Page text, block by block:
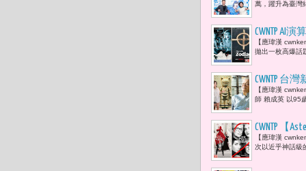
萬，躍升為臺灣
CWNTP AI
能的新敘
【應瑋漢
拋出一枚高爆話
CWNTP 台
兒媳于長
【應瑋漢
師 賴成英 以95
CWNTP 【
尚權力的
【應瑋漢
次以近乎神話級